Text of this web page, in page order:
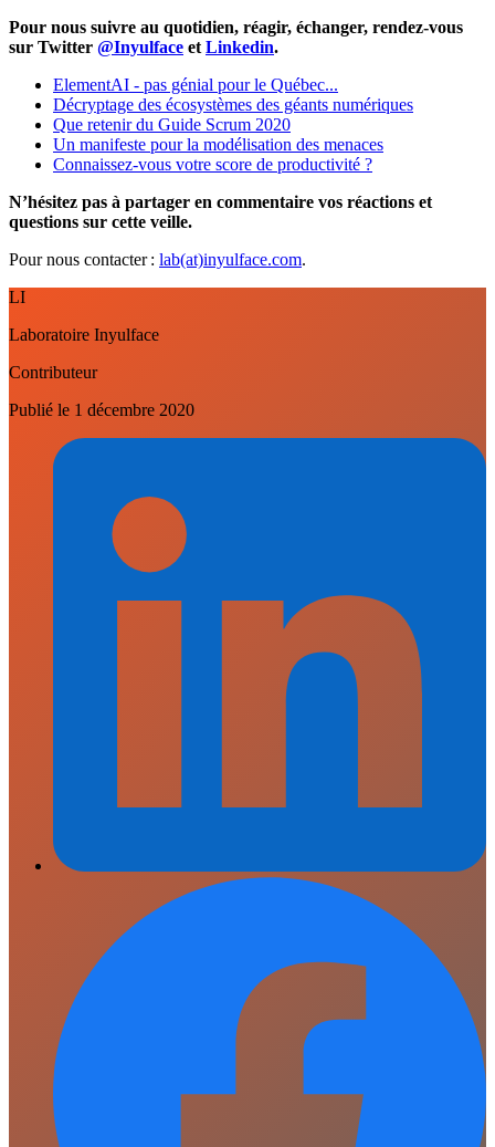
Pour nous suivre au quotidien, réagir, échanger, rendez-vous
sur Twitter @Inyulface et Linkedin.
ElementAI - pas génial pour le Québec...
Décryptage des écosystèmes des géants numériques
Que retenir du Guide Scrum 2020
Un manifeste pour la modélisation des menaces
Connaissez-vous votre score de productivité ?
N’hésitez pas à partager en commentaire vos réactions et
questions sur cette veille.
Pour nous contacter : lab(at)inyulface.com.
LI
Laboratoire Inyulface
Contributeur
Publié le 1 décembre 2020